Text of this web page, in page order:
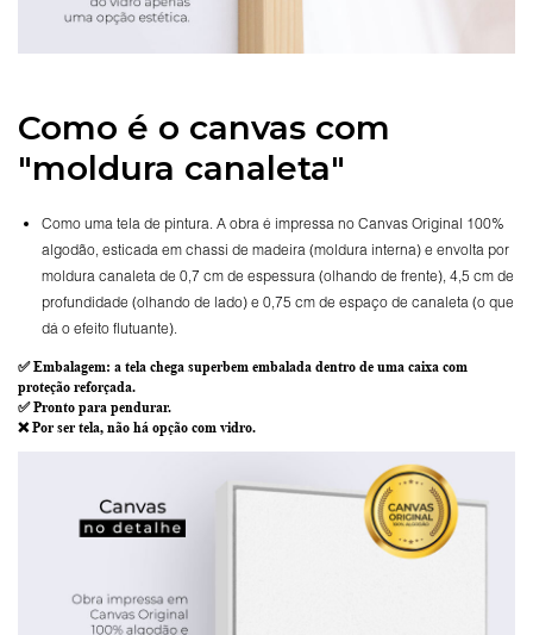
Como é o canvas com
"moldura canaleta"
Como uma tela de pintura. A obra é impressa no Canvas Original 100%
algodão, esticada em chassi de madeira (moldura interna) e envolta por
moldura canaleta de 0,7 cm de espessura (olhando de frente), 4,5 cm de
profundidade (olhando de lado) e 0,75 cm de espaço de canaleta (o que
dá o efeito flutuante).
✅Embalagem: a tela chega superbem embalada dentro de uma caixa com
proteção reforçada.
✅Pronto para pendurar.
❌ Por ser tela, não há opção com vidro.